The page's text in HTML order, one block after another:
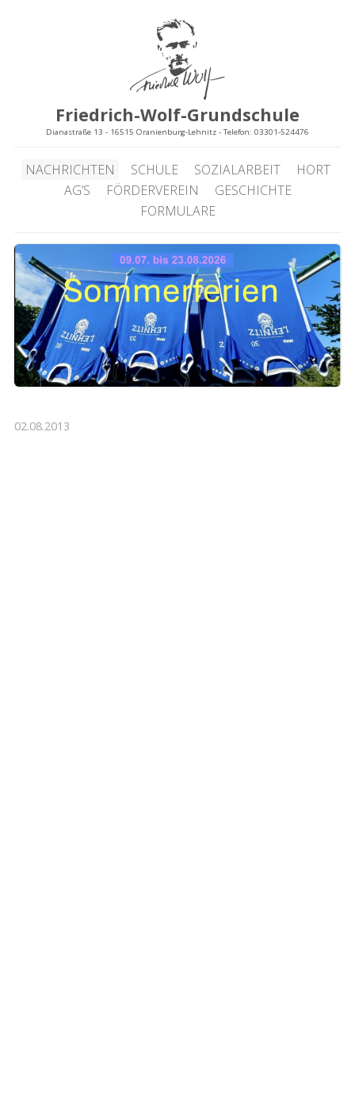
Friedrich-Wolf-Grundschule
Dianastraße 13 - 16515 Oranienburg-Lehnitz - Telefon: 03301-524476
NACHRICHTEN SCHULE SOZIALARBEIT
HORT
AG’S
FÖRDERVEREIN
GESCHICHTE
FORMULARE
02.08.2013